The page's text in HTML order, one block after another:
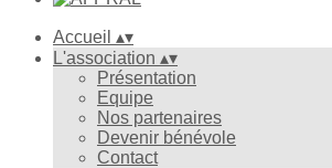
Accueil ▴▾
L'association ▴▾
Présentation
Equipe
Nos partenaires
Devenir bénévole
Contact